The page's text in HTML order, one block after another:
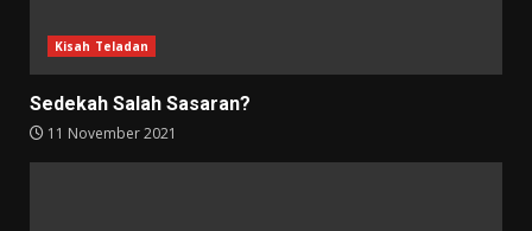
Kisah Teladan
Sedekah Salah Sasaran?
11 November 2021